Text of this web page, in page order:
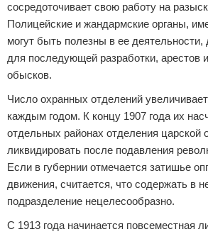
сосредоточивает свою работу на
Полицейские и жандармские органы,
могут быть полезны в ее
для последующей разработки, арестов
обысков.
Число охранных отделений
каждым годом. К концу 1907 года их
отдельных районах отделения царской
ликвидировать после подавления
Если в губернии отмечается затишье
движения, считается, что содержать в
подразделение нецелесообразно.
С 1913 года начинается повсеместная